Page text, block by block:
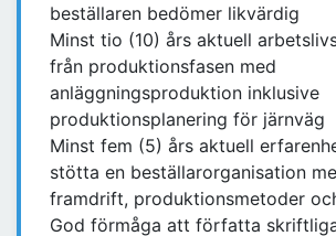
beställaren bedömer likvärdig
Minst tio (10) års aktuell
från produktionsfasen med
anläggningsproduktion inklusive
produktionsplanering för järnväg
Minst fem (5) års aktuell
stötta en beställarorganisation
framdrift, produktionsmetoder
God förmåga att författa